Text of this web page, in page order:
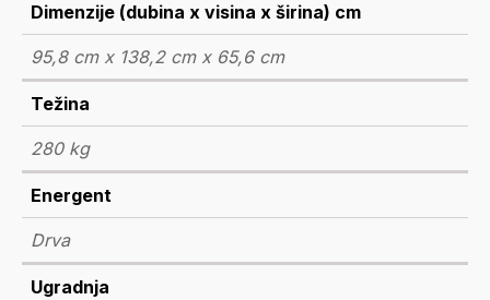
Dimenzije (dubina x visina x širina) cm
95,8 cm x 138,2 cm x 65,6 cm
Težina
280 kg
Energent
Drva
Ugradnja